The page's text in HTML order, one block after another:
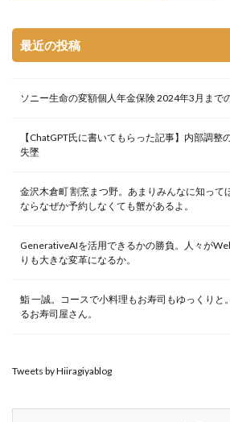
最近の投稿
ソニー生命の変額個人年金保険 2024年3月まで
【ChatGPT氏に書いてもらった記事】内部調整
失墜
金沢木倉町 割烹まつ野。あまりみんなに知って
ならなぜか予約しなくても蟹があるよ。
GenerativeAIを活用できるかの勝負。人々が
りも大きな変革になるか。
鮨 一誠。コースで小料理もお寿司もゆっくりと
るお寿司屋さん。
Tweets by Hiiragiyablog